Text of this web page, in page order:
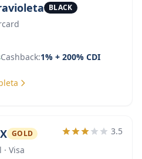
BLACK
Cashback:1% + 200% CDI
GOLD
Visa
3.5